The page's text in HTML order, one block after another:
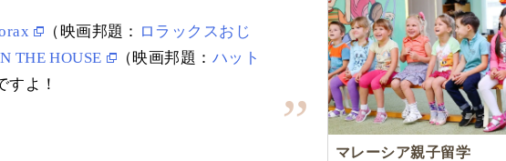
（映画邦題： ロラックスおじ
THE HOUSE （映画邦題： ハット
すよ！
マレーシア親子留学